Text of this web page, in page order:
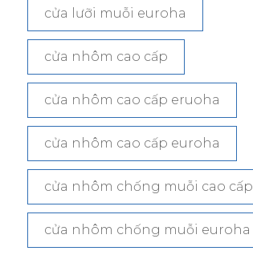
cửa lưỡi muỗi euroha
cửa nhôm cao cấp
cửa nhôm cao cấp eruoha
cửa nhôm cao cấp euroha
cửa nhôm chống muỗi cao cấp
cửa nhôm chống muỗi euroha